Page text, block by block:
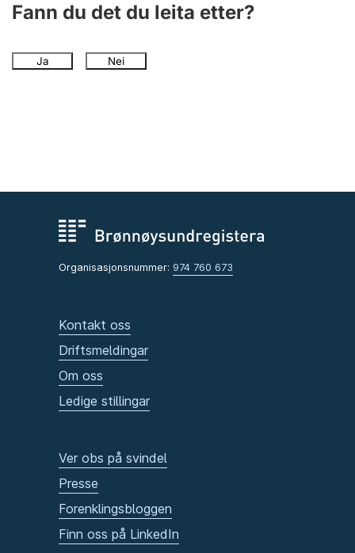
Fann du det du leita etter?
Ja Nei
Organisasjonsnummer: 974 760 673
Kontakt oss
Driftsmeldingar
Om oss
Ledige stillingar
Ver obs på svindel
Presse
Forenklingsbloggen
Finn oss på LinkedIn